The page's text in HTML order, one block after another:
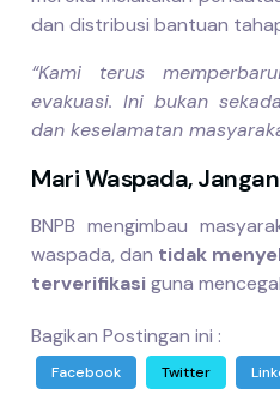
dan distribusi bantuan
“Kami terus
evakuasi. Ini bukan
dan keselamatan
Mari Waspada,
BNPB mengimbau
waspada, dan tidak
terverifikasiguna
Bagikan Postingan ini :
Facebook Twitter